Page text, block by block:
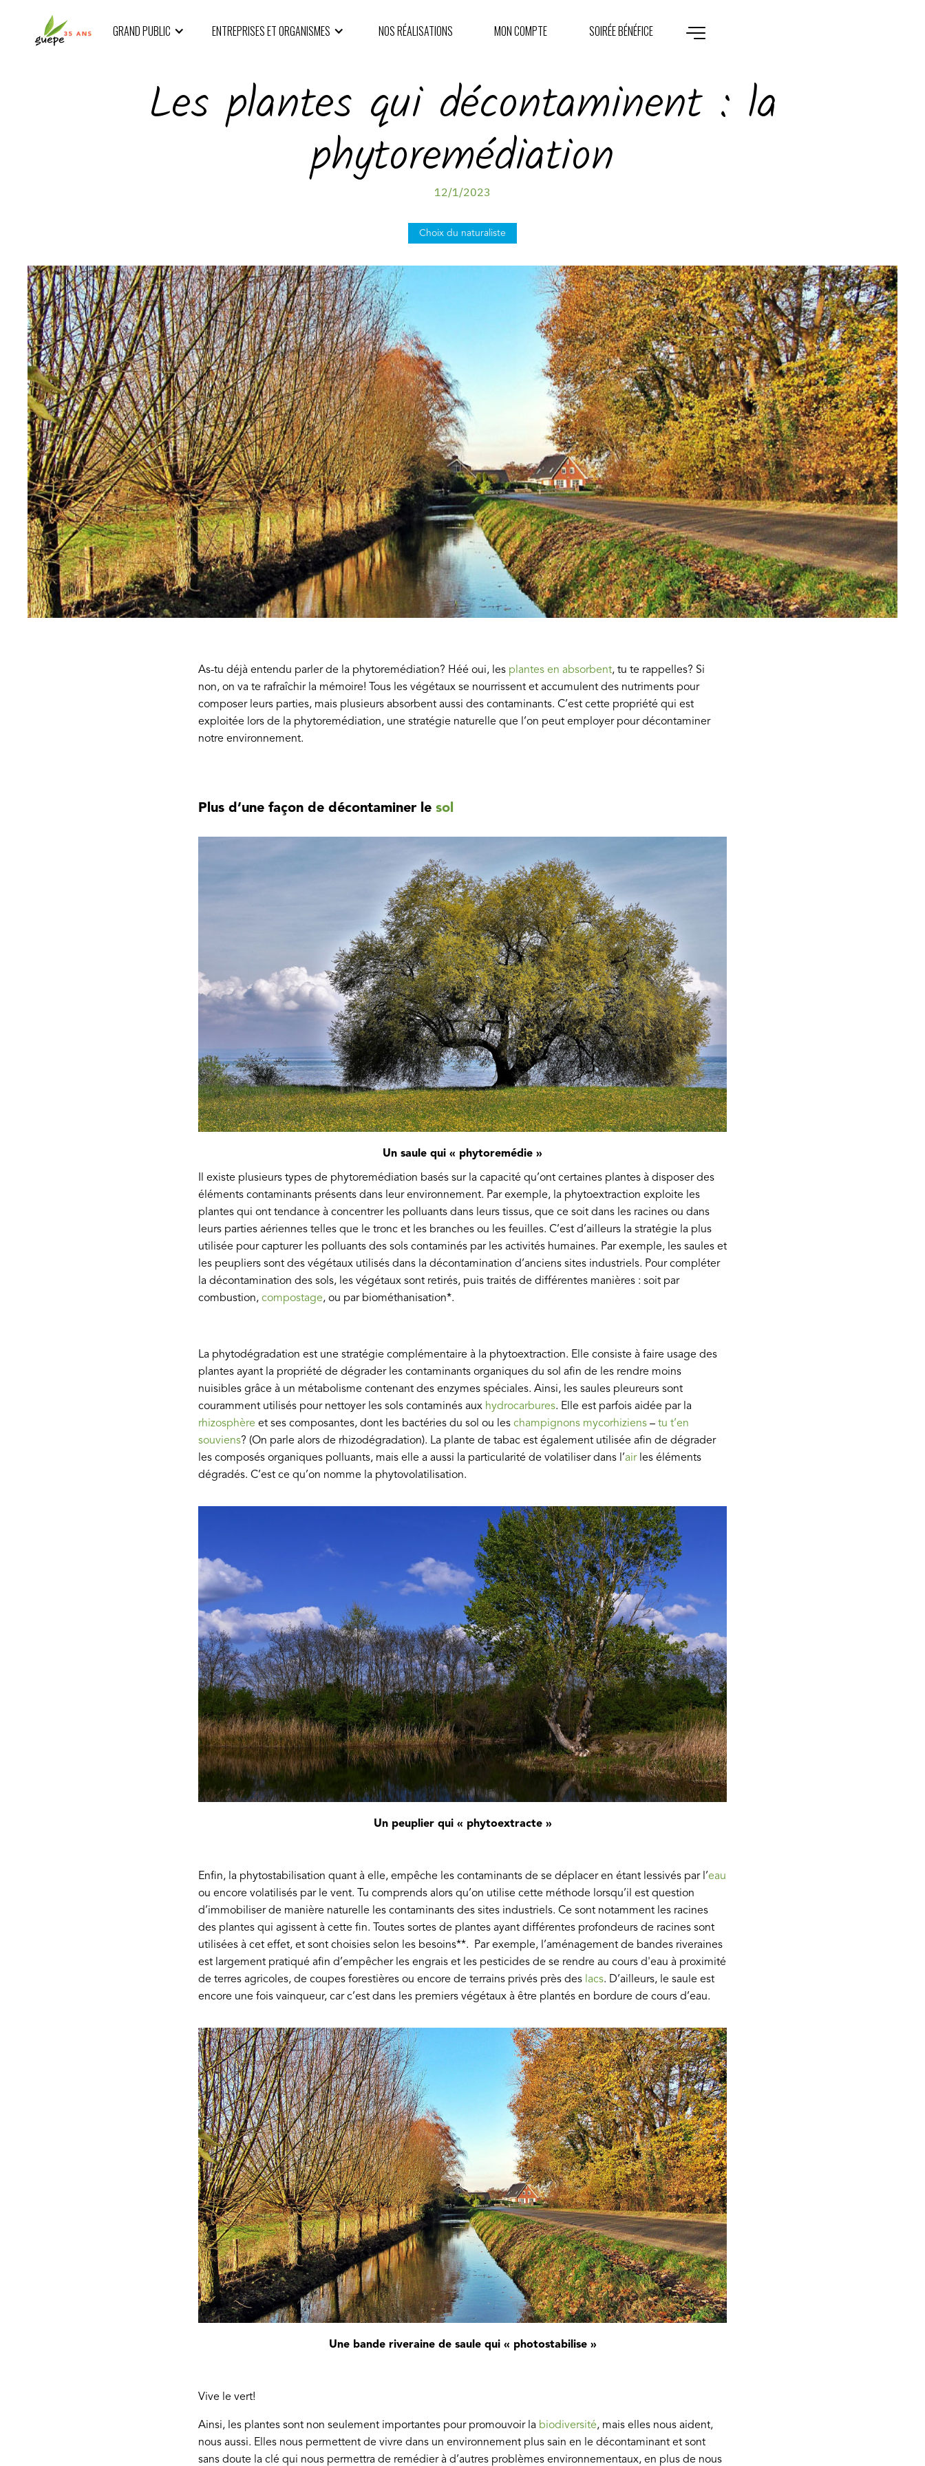
GRAND PUBLIC ENTREPRISES ET ORGANISMES NOS RÉALISATIONS MON COMPTE SOIRÉE BÉNÉFICE
Les plantes qui décontaminent : la
phytoremédiation
12/1/2023
Choix du naturaliste
As-tu déjà entendu parler de la phytoremédiation? Héé oui, les plantes en absorbent, tu te rappelles? Si
non, on va te rafraîchir la mémoire! Tous les végétaux se nourrissent et accumulent des nutriments pour
composer leurs parties, mais plusieurs absorbent aussi des contaminants. C’est cette propriété qui est
exploitée lors de la phytoremédiation, une stratégie naturelle que l’on peut employer pour décontaminer
notre environnement.
Plus d’une façon de décontaminer le sol
Un saule qui « phytoremédie »
Il existe plusieurs types de phytoremédiation basés sur la capacité qu’ont certaines plantes à disposer des
éléments contaminants présents dans leur environnement. Par exemple, la phytoextraction exploite les
plantes qui ont tendance à concentrer les polluants dans leurs tissus, que ce soit dans les racines ou dans
leurs parties aériennes telles que le tronc et les branches ou les feuilles. C’est d’ailleurs la stratégie la plus
utilisée pour capturer les polluants des sols contaminés par les activités humaines. Par exemple, les saules et
les peupliers sont des végétaux utilisés dans la décontamination d’anciens sites industriels. Pour compléter
la décontamination des sols, les végétaux sont retirés, puis traités de différentes manières : soit par
combustion, compostage, ou par biométhanisation*.
La phytodégradation est une stratégie complémentaire à la phytoextraction. Elle consiste à faire usage des
plantes ayant la propriété de dégrader les contaminants organiques du sol afin de les rendre moins
nuisibles grâce à un métabolisme contenant des enzymes spéciales. Ainsi, les saules pleureurs sont
couramment utilisés pour nettoyer les sols contaminés aux hydrocarbures. Elle est parfois aidée par la
rhizosphère et ses composantes, dont les bactéries du sol ou les champignons mycorhiziens – tu t’en
souviens? (On parle alors de rhizodégradation). La plante de tabac est également utilisée afin de dégrader
les composés organiques polluants, mais elle a aussi la particularité de volatiliser dans l’airles éléments
dégradés. C’est ce qu’on nomme la phytovolatilisation.
Un peuplier qui « phytoextracte »
Enfin, la phytostabilisation quant à elle, empêche les contaminants de se déplacer en étant lessivés par l’eau
ou encore volatilisés par le vent. Tu comprends alors qu’on utilise cette méthode lorsqu’il est question
d’immobiliser de manière naturelle les contaminants des sites industriels. Ce sont notamment les racines
des plantes qui agissent à cette fin. Toutes sortes de plantes ayant différentes profondeurs de racines sont
utilisées à cet effet, et sont choisies selon les besoins**. Par exemple, l’aménagement de bandes riveraines
est largement pratiqué afin d’empêcher les engrais et les pesticides de se rendre au cours d'eau à proximité
de terres agricoles, de coupes forestières ou encore de terrains privés près des lacs. D’ailleurs, le saule est
encore une fois vainqueur, car c’est dans les premiers végétaux à être plantés en bordure de cours d’eau.
Une bande riveraine de saule qui « photostabilise »
Vive le vert!
Ainsi, les plantes sont non seulement importantes pour promouvoir la biodiversité, mais elles nous aident,
nous aussi. Elles nous permettent de vivre dans un environnement plus sain en le décontaminant et sont
sans doute la clé qui nous permettra de remédier à d’autres problèmes environnementaux, en plus de nous